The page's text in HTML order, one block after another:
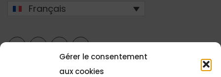
Gérer le consentement
aux cookies
Français